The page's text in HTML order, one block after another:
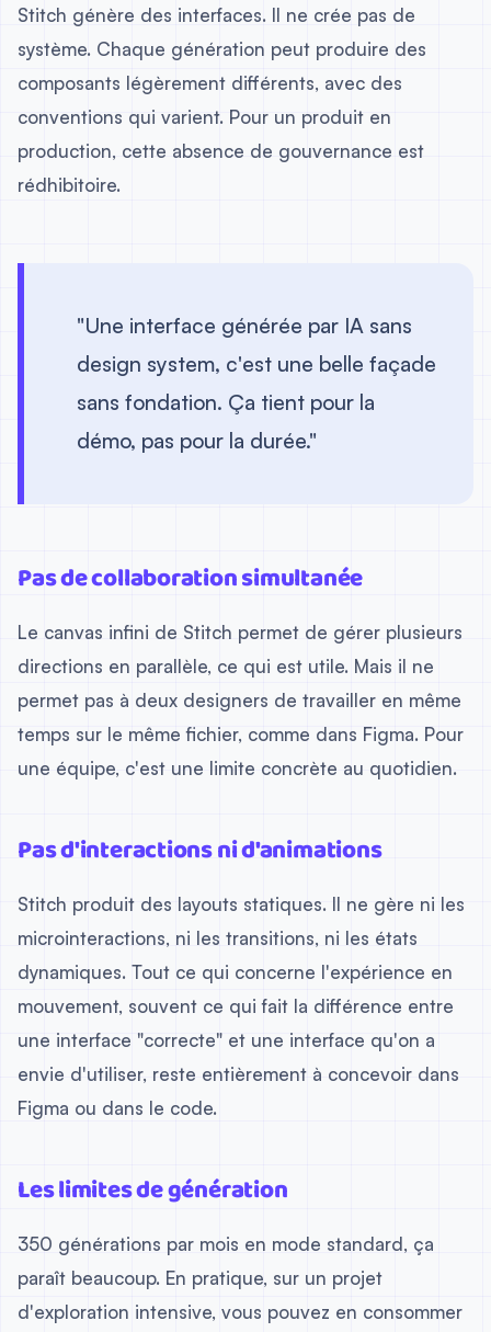
Stitch génère des interfaces. Il ne crée pas de
système. Chaque génération peut produire des
composants légèrement différents, avec des
conventions qui varient. Pour un produit en
production, cette absence de gouvernance est
rédhibitoire.
"Une interface générée par IA sans
design system, c'est une belle façade
sans fondation. Ça tient pour la
démo, pas pour la durée."
Pas de collaboration simultanée
Le canvas infini de Stitch permet de gérer plusieurs
directions en parallèle, ce qui est utile. Mais il ne
permet pas à deux designers de travailler en même
temps sur le même fichier, comme dans Figma. Pour
une équipe, c'est une limite concrète au quotidien.
Pas d'interactions ni d'animations
Stitch produit des layouts statiques. Il ne gère ni les
microinteractions, ni les transitions, ni les états
dynamiques. Tout ce qui concerne l'expérience en
mouvement, souvent ce qui fait la différence entre
une interface "correcte" et une interface qu'on a
envie d'utiliser, reste entièrement à concevoir dans
Figma ou dans le code.
Les limites de génération
350 générations par mois en mode standard, ça
paraît beaucoup. En pratique, sur un projet
d'exploration intensive, vous pouvez en consommer